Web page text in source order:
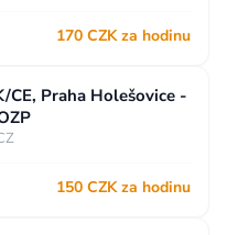
170 CZK za hodinu
CE, Praha Holešovice -
150 CZK za hodinu